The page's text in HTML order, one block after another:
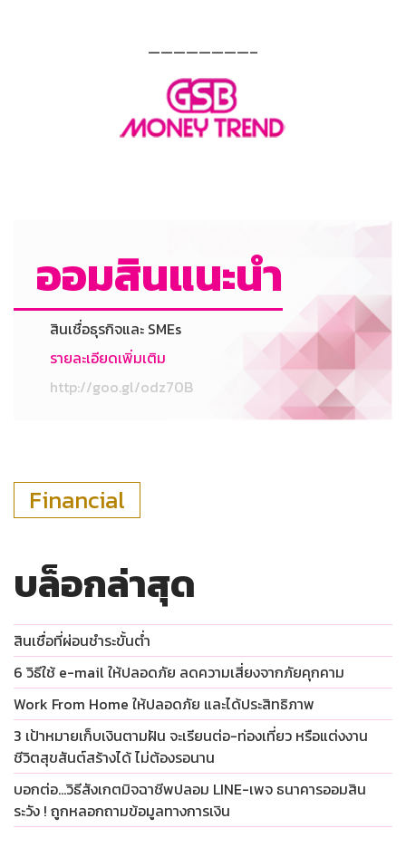
————————–
ออมสินแนะนำ
สินเชื่อธุรกิจและ SMEs
รายละเอียดเพิ่มเติม
http://goo.gl/odz70B
Financial
บล็อกล่าสุด
สินเชื่อที่ผ่อนชำระขั้นต่ำ
6 วิธีใช้ e-mail ให้ปลอดภัย ลดความเสี่ยงจากภัยคุกคาม
Work From Home ให้ปลอดภัย และได้ประสิทธิภาพ
3 เป้าหมายเก็บเงินตามฝัน จะเรียนต่อ-ท่องเที่ยว หรือแต่งงาน
ชีวิตสุขสันต์สร้างได้ ไม่ต้องรอนาน
บอกต่อ…วิธีสังเกตมิจฉาชีพปลอม LINE-เพจ ธนาคารออมสิน
ระวัง ! ถูกหลอกถามข้อมูลทางการเงิน